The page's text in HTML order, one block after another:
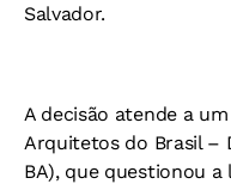
Salvador.
A decisão atende a
Arquitetos do Brasil –
BA), que questionou a